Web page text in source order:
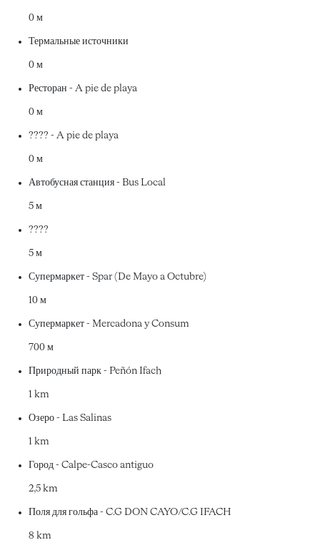
0 м
Термальные источники
0 м
Ресторан - A pie de playa
0 м
???? - A pie de playa
0 м
Автобусная станция - Bus Local
5 м
????
5 м
Супермаркет - Spar (De Mayo a Octubre)
10 м
Супермаркет - Mercadona y Consum
700 м
Природный парк - Peñón Ifach
1 km
Озеро - Las Salinas
1 km
Город - Calpe-Casco antiguo
2,5 km
Поля для гольфа - C.G DON CAYO/C.G IFACH
8 km